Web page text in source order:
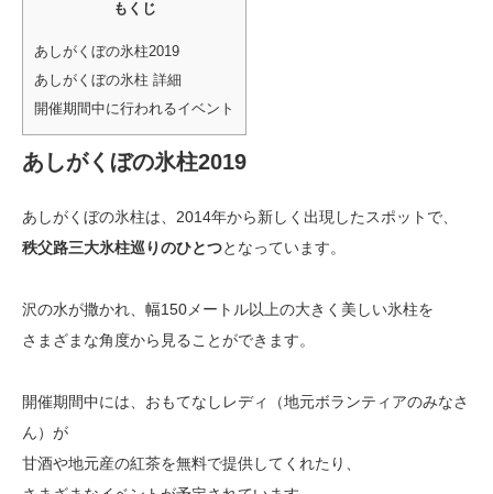
もくじ
あしがくぼの氷柱2019
あしがくぼの氷柱 詳細
開催期間中に行われるイベント
あしがくぼの氷柱2019
あしがくぼの氷柱は、2014年から新しく出現したスポットで、
秩父路三大氷柱巡りのひとつとなっています。
沢の水が撒かれ、幅150メートル以上の大きく美しい氷柱を
さまざまな角度から見ることができます。
開催期間中には、おもてなしレディ（地元ボランティアのみなさ
ん）が
甘酒や地元産の紅茶を無料で提供してくれたり、